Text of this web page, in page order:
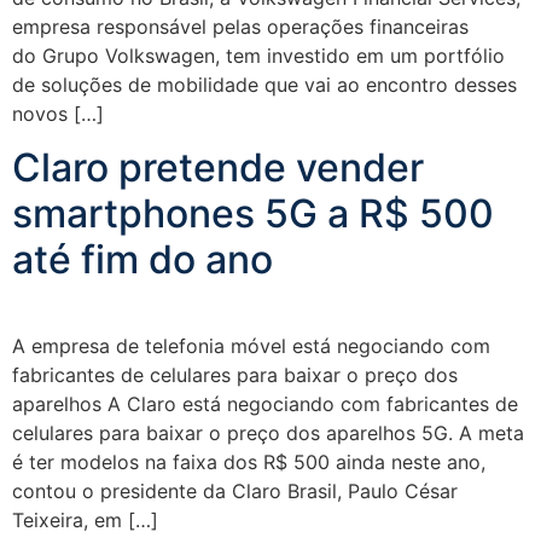
empresa responsável pelas operações financeiras
do Grupo Volkswagen, tem investido em um portfólio
de soluções de mobilidade que vai ao encontro desses
novos […]
Claro pretende vender
smartphones 5G a R$ 500
até fim do ano
A empresa de telefonia móvel está negociando com
fabricantes de celulares para baixar o preço dos
aparelhos A Claro está negociando com fabricantes de
celulares para baixar o preço dos aparelhos 5G. A meta
é ter modelos na faixa dos R$ 500 ainda neste ano,
contou o presidente da Claro Brasil, Paulo César
Teixeira, em […]